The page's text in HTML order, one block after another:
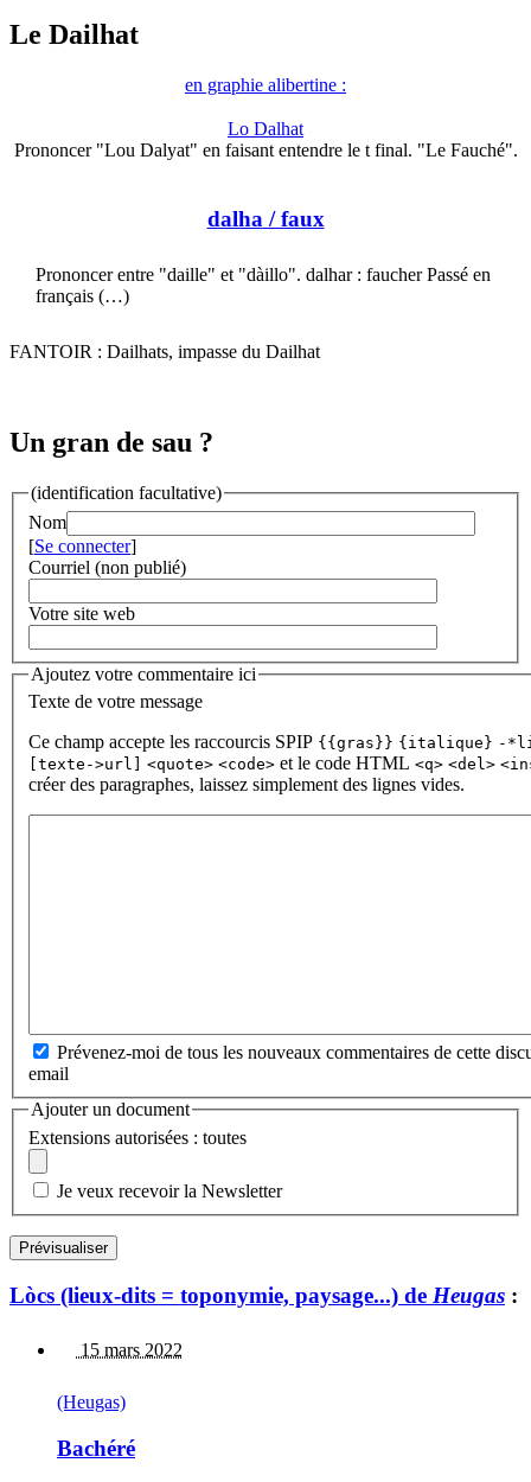
Le Dailhat
en graphie alibertine :
Lo Dalhat
Prononcer "Lou Dalyat" en faisant entendre le t final. "Le Fauché".
dalha / faux
Prononcer entre "daille" et "dàillo". dalhar : faucher Passé en
français (…)
FANTOIR : Dailhats, impasse du Dailhat
Un gran de sau ?
(identification facultative)
Nom
[Se connecter]
Courriel (non publié)
Votre site web
Ajoutez votre commentaire ici
Texte de votre message
Ce champ accepte les raccourcis SPIP {{gras}} {italique} -
[texte->url]
<quote> <code> et le code HTML <q> <del>
créer des paragraphes, laissez simplement des lignes vides.
Prévenez-moi de tous les nouveaux commentaires de cette
email
Ajouter un document
Extensions autorisées : toutes
Je veux recevoir la Newsletter
Lòcs (lieux-dits = toponymie, paysage...) de Heugas :
15 mars 2022
(Heugas)
Bachéré